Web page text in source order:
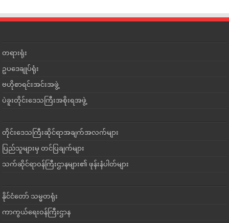
တရားရုံး
ဥပဒေချုပ်ရုံး
ဗဟိုစာရင်းအင်းအဖွဲ့
ပဲခူးတိုင်းဒေသကြီးအစိုးရအဖွဲ့
တိုင်းဒေသကြီးဆိုင်ရာအချက်အလက်များ
ပြည်သူများမှ တင်ပြချက်များ
သက်ဆိုင်ရာဝန်ကြီးဌာနများ၏ ဖုန်းနံပါတ်များ
နိုင်ငံတော် သမ္မတရုံး
ကာကွယ်ရေးဝန်ကြီးဌာန